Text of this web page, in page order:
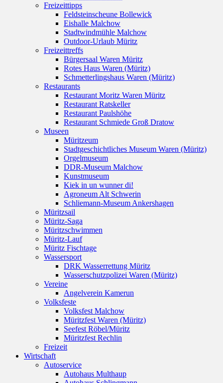
Freizeittipps
Feldsteinscheune Bollewick
Eishalle Malchow
Stadtwindmühle Malchow
Outdoor-Urlaub Müritz
Freizeittreffs
Bürgersaal Waren Müritz
Rotes Haus Waren (Müritz)
Schmetterlingshaus Waren (Müritz)
Restaurants
Restaurant Moritz Waren Müritz
Restaurant Ratskeller
Restaurant Paulshöhe
Restaurant Schmiede Groß Dratow
Museen
Müritzeum
Stadtgeschichtliches Museum Waren (Müritz)
Orgelmuseum
DDR-Museum Malchow
Kunstmuseum
Kiek in un wunner di!
Agroneum Alt Schwerin
Schliemann-Museum Ankershagen
Müritzsail
Müritz-Saga
Müritzschwimmen
Müritz-Lauf
Müritz Fischtage
Wassersport
DRK Wasserrettung Müritz
Wasserschutzpolizei Waren (Müritz)
Vereine
Angelverein Kamerun
Volksfeste
Volksfest Malchow
Müritzfest Waren (Müritz)
Seefest Röbel/Müritz
Müritzfest Rechlin
Freizeit
Wirtschaft
Autoservice
Autohaus Multhaup